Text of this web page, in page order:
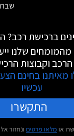
ברכישת רכב?
מהמומחים שלנו
וקבוצות
מאיתנו בחינם
עכשיו
התקשרו
או מלאו פרטים ונחזור